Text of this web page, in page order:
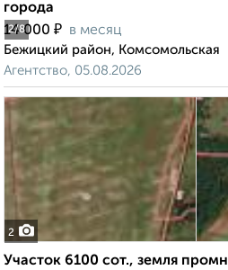
2/8
города
14 000 ₽ в месяц
Бежицкий район, Комсомольская
Агентство, 05.08.2026
2
Участок 6100 сот., земля